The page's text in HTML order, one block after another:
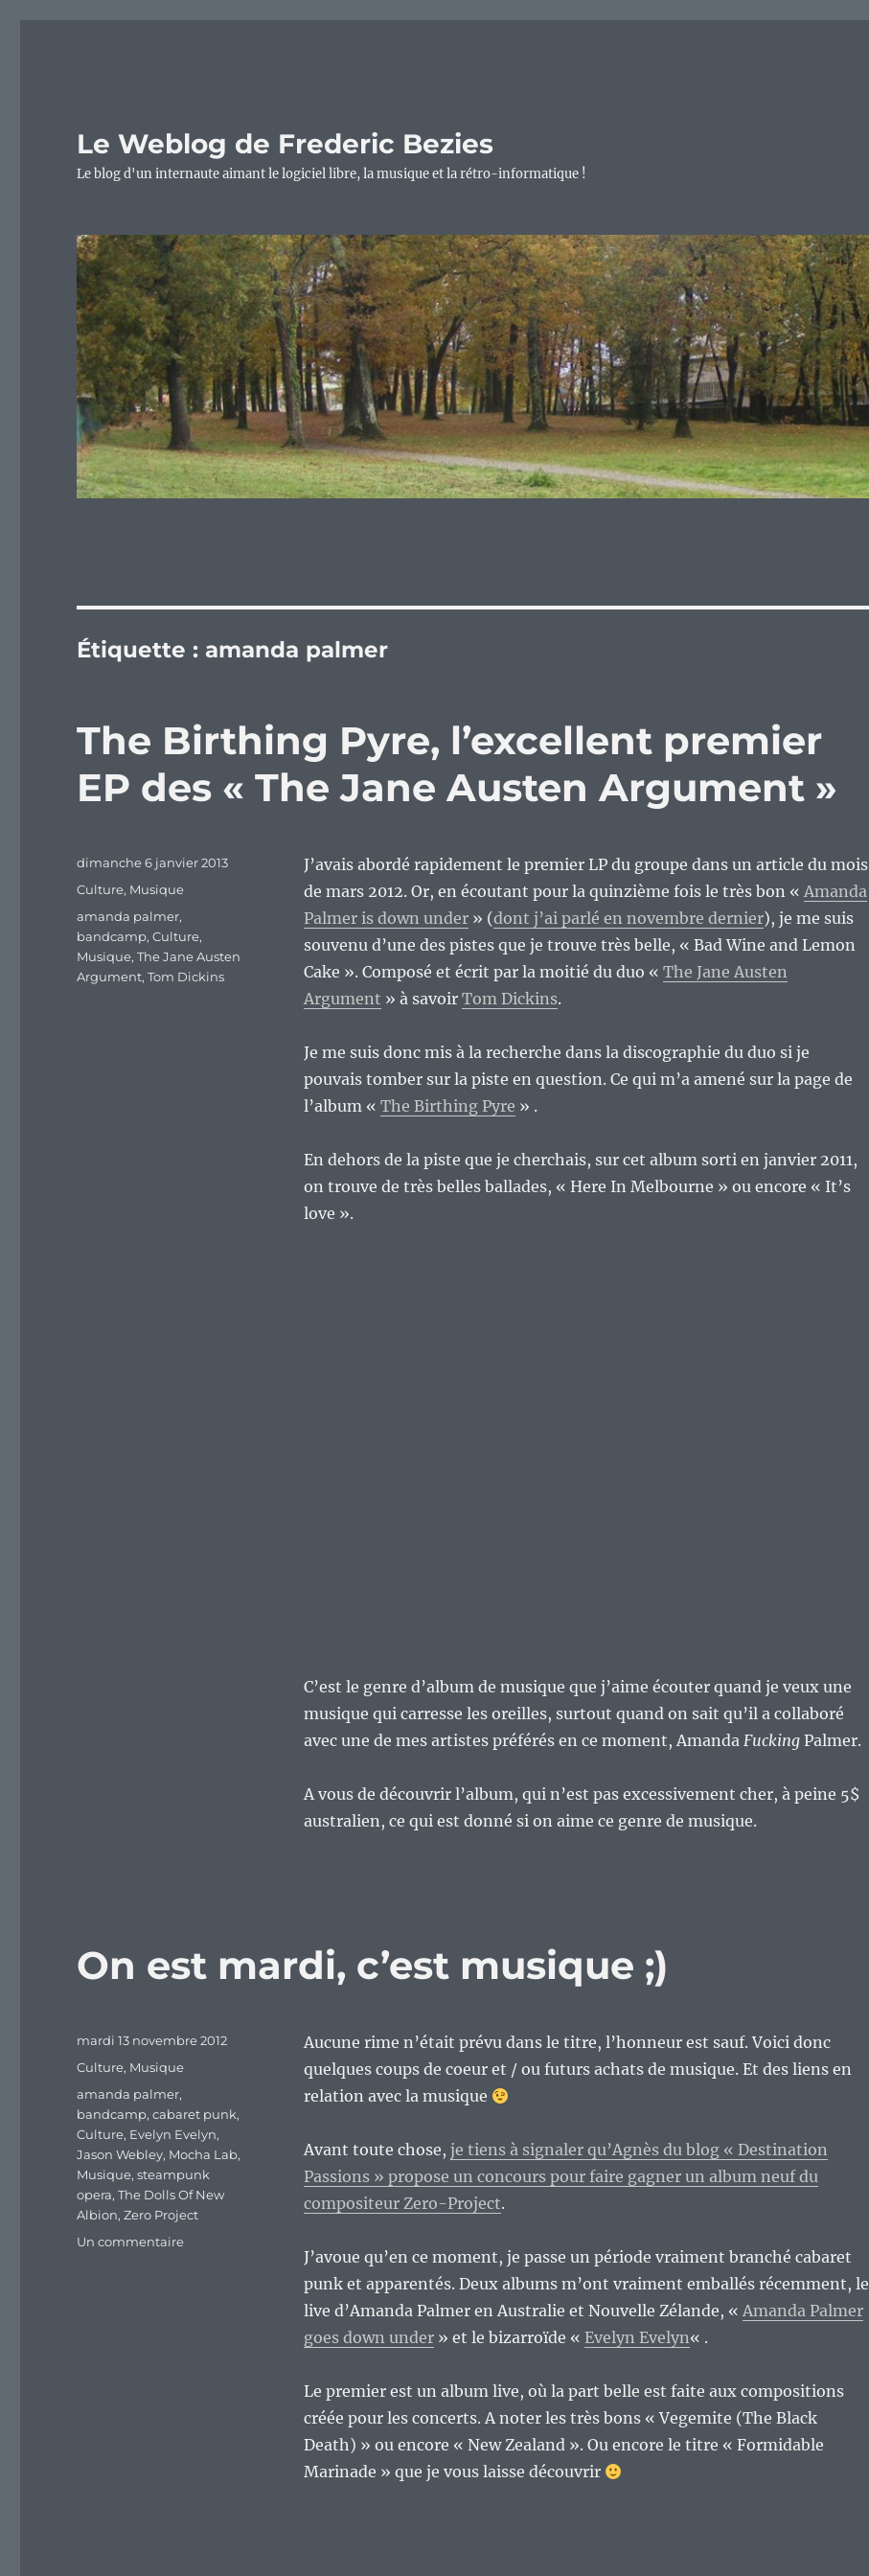
Le Weblog de Frederic Bezies
Le blog d'un internaute aimant le logiciel libre, la musique et la rétro-informatique !
Étiquette : amanda palmer
The Birthing Pyre, l’excellent premier
EP des « The Jane Austen Argument »
J’avais abordé rapidement le premier LP du groupe dans un article du mois
de mars 2012. Or, en écoutant pour la quinzième fois le très bon « Amanda
Palmer is down under» (dont j’ai parlé en novembre dernier), je me suis
souvenu d’une des pistes que je trouve très belle, « Bad Wine and Lemon
Cake ». Composé et écrit par la moitié du duo « The Jane Austen
Argument » à savoir Tom Dickins.
Je me suis donc mis à la recherche dans la discographie du duo si je
pouvais tomber sur la piste en question. Ce qui m’a amené sur la page de
l’album « The Birthing Pyre » .
En dehors de la piste que je cherchais, sur cet album sorti en janvier 2011,
on trouve de très belles ballades, « Here In Melbourne » ou encore « It’s
love ».
C’est le genre d’album de musique que j’aime écouter quand je veux une
musique qui carresse les oreilles, surtout quand on sait qu’il a collaboré
avec une de mes artistes préférés en ce moment, Amanda FuckingPalmer.
A vous de découvrir l’album, qui n’est pas excessivement cher, à peine 5$
australien, ce qui est donné si on aime ce genre de musique.
Publié
dimanche 6 janvier 2013
Catégories
Culture, Musique
Étiquettes
amanda palmer,
bandcamp,Culture,
Musique,The Jane Austen
Argument,Tom Dickins
On est mardi, c’est musique ;)
Aucune rime n’était prévu dans le titre, l’honneur est sauf. Voici donc
quelques coups de coeur et / ou futurs achats de musique. Et des liens en
relation avec la musique
Avant toute chose, je tiens à signaler qu’Agnès du blog « Destination
Passions » propose un concours pour faire gagner un album neuf du
compositeur Zero-Project.
J’avoue qu’en ce moment, je passe un période vraiment branché cabaret
punk et apparentés. Deux albums m’ont vraiment emballés récemment, le
live d’Amanda Palmer en Australie et Nouvelle Zélande, « Amanda Palmer
goes down under» et le bizarroïde « Evelyn Evelyn« .
Le premier est un album live, où la part belle est faite aux compositions
créée pour les concerts. A noter les très bons « Vegemite (The Black
Death) » ou encore « New Zealand ». Ou encore le titre « Formidable
Marinade » que je vous laisse découvrir
Publié
mardi 13 novembre 2012
Catégories
Culture, Musique
Étiquettes
amanda palmer,
bandcamp,cabaret punk,
Culture, Evelyn Evelyn,
Jason Webley, Mocha Lab,
Musique,steampunk
opera,The Dolls Of New
Albion,Zero Project
Un commentairesur